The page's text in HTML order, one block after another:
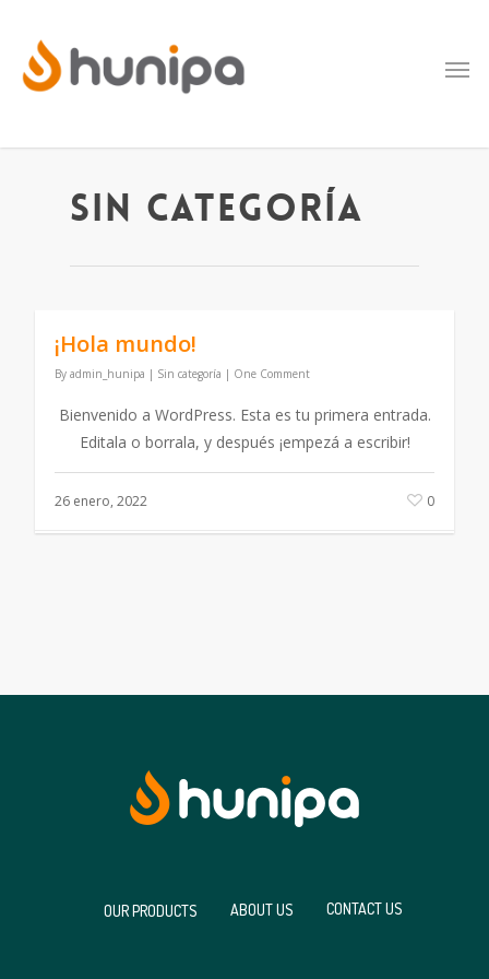
Sin categoría
¡Hola mundo!
By admin_hunipa | Sin categoría | One Comment
Bienvenido a WordPress. Esta es tu primera entrada.
Editala o borrala, y después ¡empezá a escribir!
26 enero, 2022 0
OUR PRODUCTS ABOUT US CONTACT US